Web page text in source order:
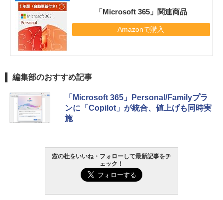
「Microsoft 365」関連商品
Amazonで購入
編集部のおすすめ記事
「Microsoft 365」Personal/Familyプラ
ンに「Copilot」が統合、値上げも同時実
施
窓の杜をいいね・フォローして最新記事をチ
ェック！